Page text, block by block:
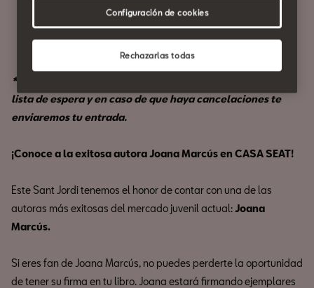
Compartir
* Todas las entradas han sido reservadas, apúntate a la
lista de espera y en caso de que haya cancelaciones te
enviaremos tu entrada.
¡Conoce a la exitosa autora Joana Marcús en CASA SEAT!
Este Sant Jordi tenemos el honor de contar con una de las
autoras más exitosas del mercado juvenil actual:Joana
Marcús.
Si eres fan de Joana Marcús, no puedes perderte la oportunidad
de tener su firma en tu libro. Joana estará firmando ejemplares
Rechazarlas todas
Configuración de cookies